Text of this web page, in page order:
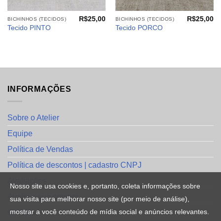
BICHINHOS (TECIDOS)
Tecido PINTO
R$25,00 BICHINHOS (TECIDOS)
Tecido PORCO
R$25,00
INFORMAÇÕES
Sobre o Atelier
Equipe
Política de Vendas
Política de descontos | cadastro CNPJ
Avalie a sua compra
Contato
Nosso site usa cookies e, portanto, coleta informações sobre
sua visita para melhorar nosso site (por meio de análise),
mostrar a você conteúdo de mídia social e anúncios relevantes.